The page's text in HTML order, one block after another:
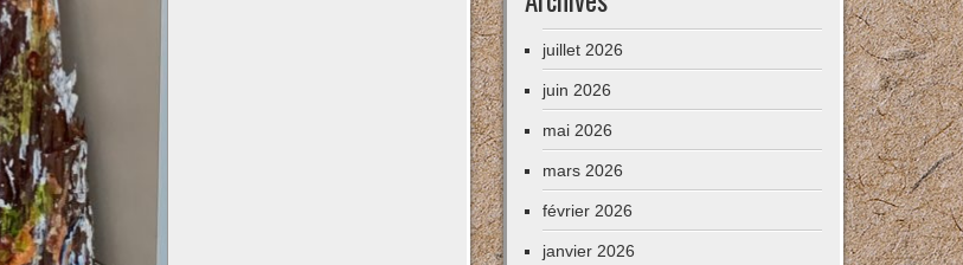
juillet 2026
juin 2026
mai 2026
mars 2026
février 2026
janvier 2026